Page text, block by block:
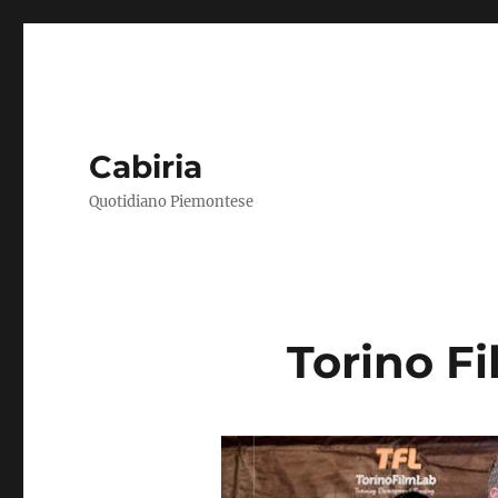
Cabiria
Quotidiano Piemontese
Torino